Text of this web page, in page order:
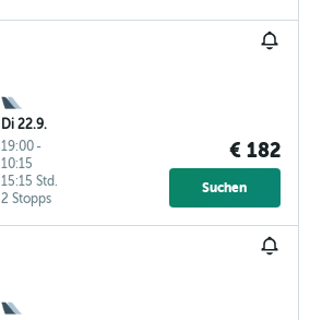
Di 22.9.
19:00-
10:15
2 Stopps
15:15 Std.
€ 182
Suchen